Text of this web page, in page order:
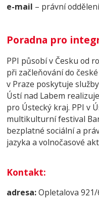
e-mail – právní
Poradna pro
PPI působí v Česku od
při začleňování do
v Praze poskytuje
Ústí nad Labem
pro Ústecký kraj. PPI v
multikulturní festival
bezplatné sociální a
jazyka a volnočasové
Kontakt:
adresa:Opletalova 921/